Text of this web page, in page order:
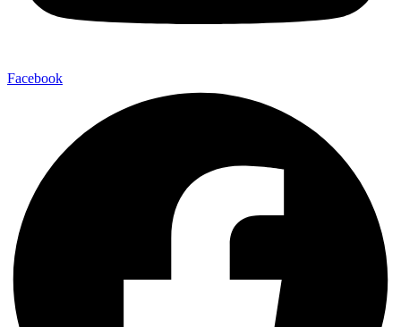
Facebook